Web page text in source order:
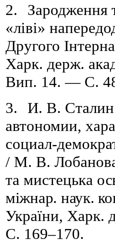
2.
Зародження
«ліві»
Другого
Харк. держ.
Вип. 14. — С.
3.
И. В. Сталин
автономии,
социал-
/ М. В.
та мистецька
міжнар. наук.
України, Харк.
С. 169–170.